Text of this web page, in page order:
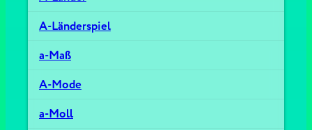
A-Länderspiel
a-Maß
A-Mode
a-Moll